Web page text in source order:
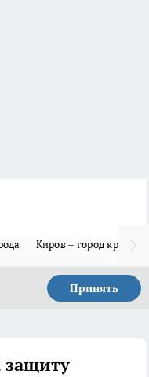
Киров – город
Принять